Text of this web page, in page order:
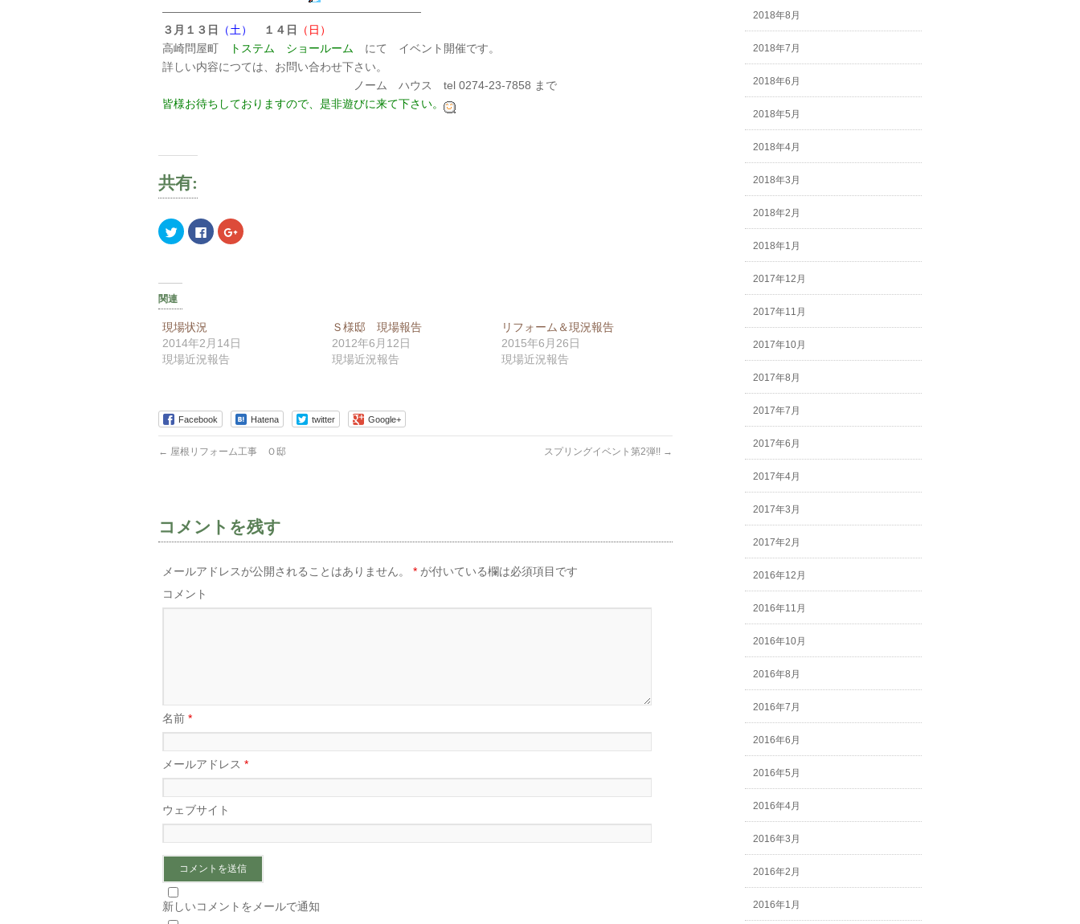
———————————————————————
３月１３日
（土） １４日
（日）
高崎問屋町
トステム ショールーム にて イベント開催です。
詳しい内容につては、お問い合わせ下さい。
ノーム ハウス tel 0274-23-7858 まで
皆様お待ちしておりますので、是非遊びに来て下さい。
共有:
ク
リ
Twitter
共
(新
し
い
ウ
ィ
開
き
ま
す)
Facebook
で
し
て
く
し
い
ウ
ィ
ン
ド
す)
ク
リ
い
開
き
ま
す)
関連
現場状況
2014年2月14日
現場近況報告
Ｓ様邸 現場報告
2012年6月12日
現場近況報告
リフォーム＆現況報告
2015年6月26日
現場近況報告
Facebook Hatena twitter Google+
← 屋根リフォーム工事 Ｏ邸 スプリングイベント第2弾!! →
コメントを残す
メールアドレスが公開されることはありません。 * が付いている欄は必須項目です
コメント
名前 *
メールアドレス *
ウェブサイト
新しいコメントをメールで通知
2018年8月
2018年7月
2018年6月
2018年5月
2018年4月
2018年3月
2018年2月
2018年1月
2017年12月
2017年11月
2017年10月
2017年8月
2017年7月
2017年6月
2017年4月
2017年3月
2017年2月
2016年12月
2016年11月
2016年10月
2016年8月
2016年7月
2016年6月
2016年5月
2016年4月
2016年3月
2016年2月
2016年1月